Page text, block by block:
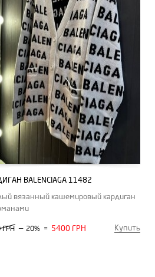
BALENCIAGA 11482
вязанный кашемировый кардиган
ГРН — 20% = 5400 ГРН Купить